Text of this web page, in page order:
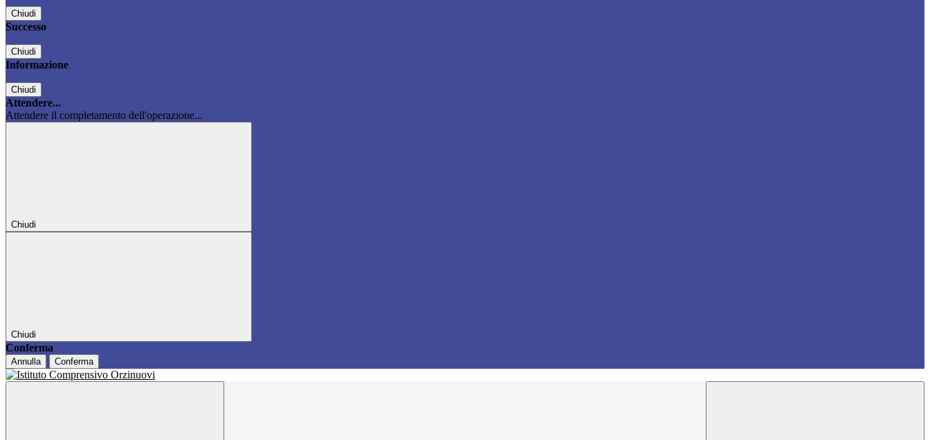
Chiudi
Successo
Chiudi
Informazione
Chiudi
Attendere...
Attendere il completamento dell'operazione...
Chiudi
Chiudi
Conferma
Annulla Conferma